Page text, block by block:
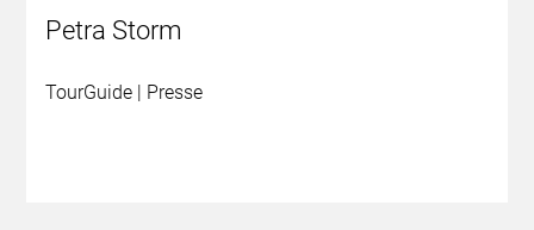
Petra Storm
TourGuide | Presse